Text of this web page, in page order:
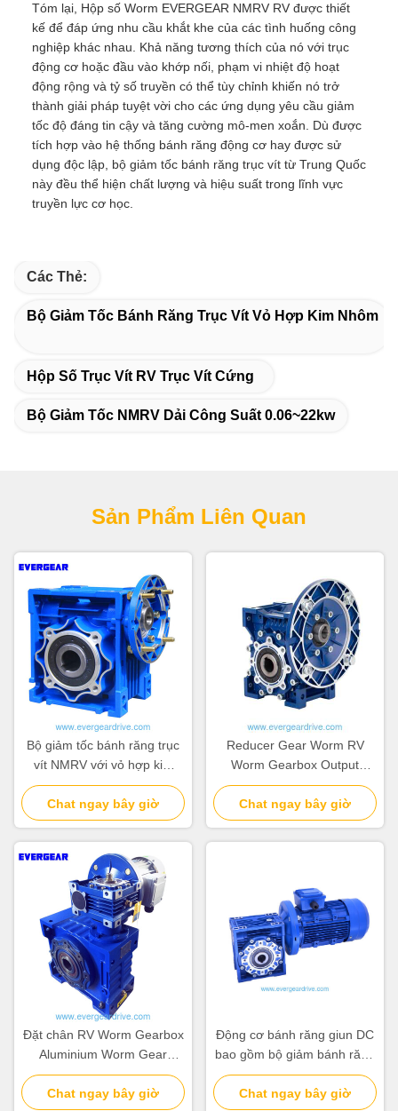
Tóm lại, Hộp số Worm EVERGEAR NMRV RV được thiết
kế để đáp ứng nhu cầu khắt khe của các tình huống công
nghiệp khác nhau. Khả năng tương thích của nó với trục
động cơ hoặc đầu vào khớp nối, phạm vi nhiệt độ hoạt
động rộng và tỷ số truyền có thể tùy chỉnh khiến nó trở
thành giải pháp tuyệt vời cho các ứng dụng yêu cầu giảm
tốc độ đáng tin cậy và tăng cường mô-men xoắn. Dù được
tích hợp vào hệ thống bánh răng động cơ hay được sử
dụng độc lập, bộ giảm tốc bánh răng trục vít từ Trung Quốc
này đều thể hiện chất lượng và hiệu suất trong lĩnh vực
truyền lực cơ học.
Các Thẻ:
Bộ Giảm Tốc Bánh Răng Trục Vít Vỏ Hợp Kim Nhôm
Hộp Số Trục Vít RV Trục Vít Cứng
Bộ Giảm Tốc NMRV Dải Công Suất 0.06~22kw
Sản Phẩm Liên Quan
Bộ giảm tốc bánh răng trục
vít NMRV với vỏ hợp kim
nhôm, trục vít cứng và dải
công suất 0.06~22kw
Chat ngay bây giờ
Reducer Gear Worm RV
Worm Gearbox Output
Torque 2,6 đến 1760 Nm
Phạm vi nhiệt độ hoạt động
trừ 20 độ C đến 80 độ C
Chat ngay bây giờ
Đặt chân RV Worm Gearbox
Aluminium Worm Gear
Motor Alumini Xây dựng bền
và nhẹ thích hợp Tự động
Chat ngay bây giờ
Động cơ bánh răng giun DC
bao gồm bộ giảm bánh răng
giun hoàn hảo cho thiết bị
đóng gói và dây chuyền lắp
Chat ngay bây giờ